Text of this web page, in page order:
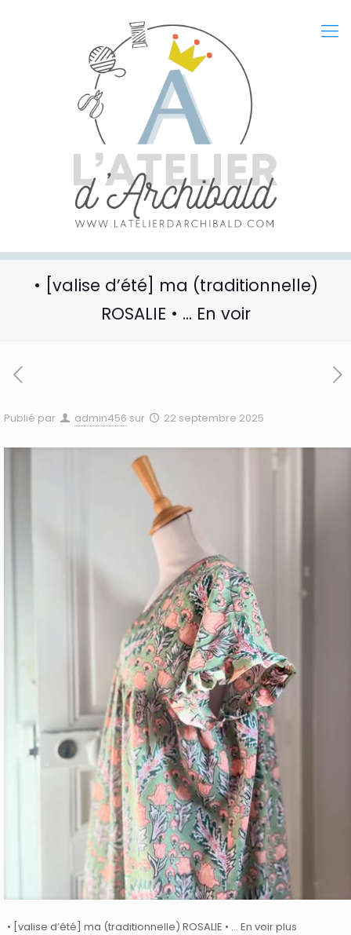
• [valise d’été] ma (traditionnelle)
ROSALIE • … En voir
Publié par admin456 sur 22 septembre 2025
• [valise d’été] ma (traditionnelle) ROSALIE • … En voir plus